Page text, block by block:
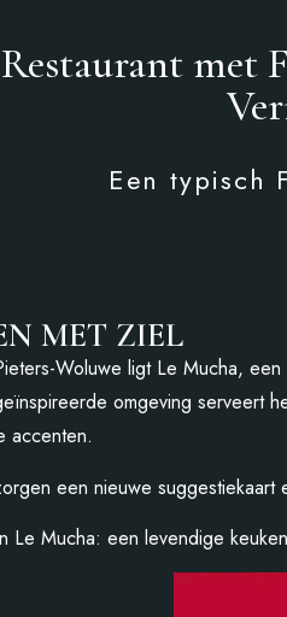
Restaurant met
Een typisch
MET ZIEL
Woluwe ligt Le Mucha,
omgeving serveert
accenten.
een nieuwe
Le Mucha: een levendige